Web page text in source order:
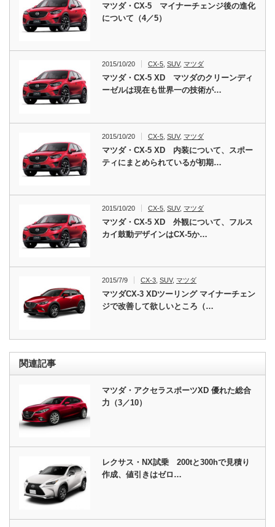
マツダ・CX-5 マイナーチェンジ後の進化
について（4／5）
2015/10/20 CX-5 ,SUV, マツダ
マツダ・CX-5 XD マツダのクリーンディ
ーゼルは現在も世界一の技術が…
2015/10/20 CX-5 ,SUV, マツダ
マツダ・CX-5 XD 内装について、スポー
ティにまとめられているが初期…
2015/10/20 CX-5 ,SUV, マツダ
マツダ・CX-5 XD 外観について、フルス
カイ鼓動デザインはCX-5か…
2015/7/9 CX-3,SUV, マツダ
マツダCX-3 XDツーリング マイナーチェン
ジで改善して欲しいところ（…
関連記事
マツダ・アクセラスポーツXD 優れた総合
力（3／10）
レクサス・NX試乗 200tと300hで見積り
作成、値引きはゼロ…